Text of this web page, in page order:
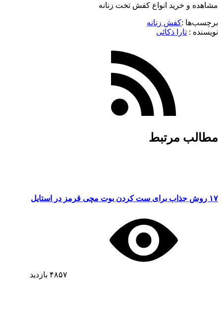
مشاهده و خرید انواع کفش تخت زنانه
برچسب‌ها :کفش زنانه
نویسنده :‌ تارا ذکائی
مطالب مرتبط
۱۷ روش جذاب برای ست کردن بوت مچی قرمز در استایل
۴۸۵۷ بازدید